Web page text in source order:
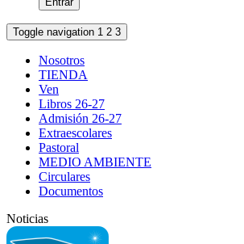
Toggle navigation 1 2 3
Nosotros
TIENDA
Ven
Libros 26-27
Admisión 26-27
Extraescolares
Pastoral
MEDIO AMBIENTE
Circulares
Documentos
Noticias